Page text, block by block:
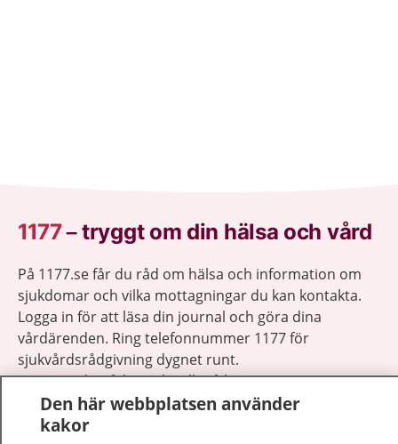
1177–tryggt om din hälsa och vård
På 1177.se får du råd om hälsa och information om
sjukdomar och vilka mottagningar du kan kontakta.
Logga in för att läsa din journal och göra dina
vårdärenden. Ring telefonnummer 1177 för
sjukvårdsrådgivning dygnet runt.
1177 ger dig råd när du vill må bättre.
Den här webbplatsen använder
kakor